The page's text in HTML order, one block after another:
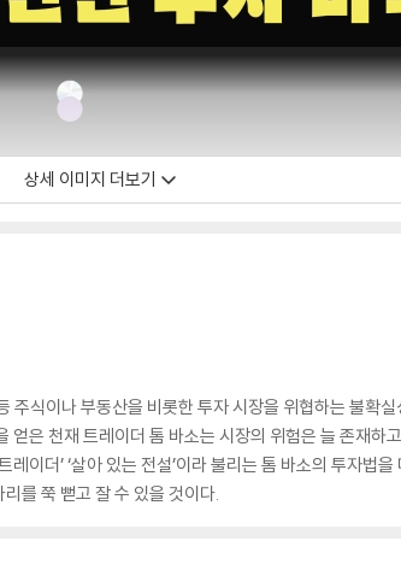
상세 이미지 더보기
식이나 부동산을 비롯한 투자 시장을 위협하는 불확
얻은 천재 트레이더 톰 바소는 시장의 위험은 늘 존재하
이더’ ‘살아 있는 전설’이라 불리는 톰 바소의 투자법
를 쭉 뻗고 잘 수 있을 것이다.